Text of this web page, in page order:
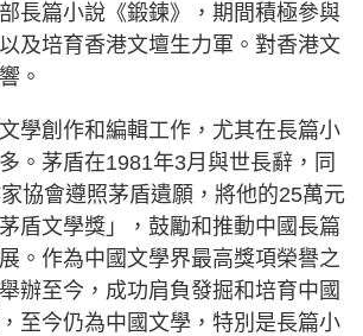
長篇小說《鍛鍊》，期間積極參與
及培育香港文壇生力軍。對香港文
。
學創作和編輯工作，尤其在長篇小
。茅盾在1981年3月與世長辭，同
協會遵照茅盾遺願，將他的25萬元
盾文學獎」，鼓勵和推動中國長篇
。作為中國文學界最高獎項榮譽之
辦至今，成功肩負發掘和培育中國
至今仍為中國文學，特別是長篇小